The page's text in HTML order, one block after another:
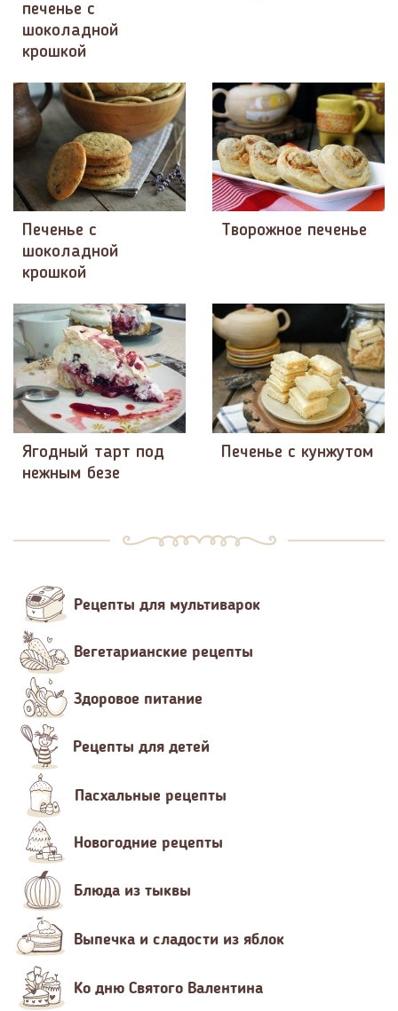
печенье с
шоколадной
крошкой
Печенье с
шоколадной
крошкой
Творожное печенье
Ягодный тарт под
нежным безе
Печенье с кунжутом
Рецепты для мультиварок
Вегетарианские рецепты
Здоровое питание
Рецепты для детей
Пасхальные рецепты
Новогодние рецепты
Блюда из тыквы
Выпечка и сладости из яблок
Ко дню Святого Валентина